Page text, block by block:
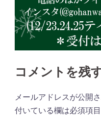
コメントを残
メールアドレスが公開
付いている欄は必須項